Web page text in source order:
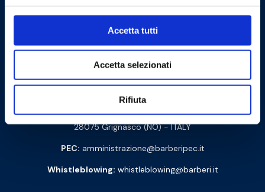
Accetta tutti
Accetta selezionati
Rifiuta
Contact us
Barberi Rubinetterie Industriali S.r.l. a socio unico
Cod. Fisc. e P. IVA: 00252070024
Via Arturo Biella 15
28075 Grignasco (NO) - ITALY
PEC: amministrazione@barberipec.it
Whistleblowing: whistleblowing@barberi.it